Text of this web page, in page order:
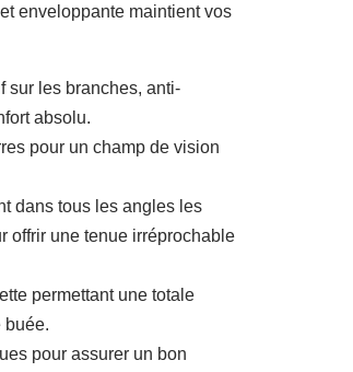
enveloppante maintient vos
sur les branches, anti-
absolu.
pour un champ de vision
dans tous les angles les
offrir une tenue irréprochable
permettant une totale
buée.
pour assurer un bon